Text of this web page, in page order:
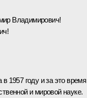
Владимирович!
1957 году и за это время
и мировой науке.